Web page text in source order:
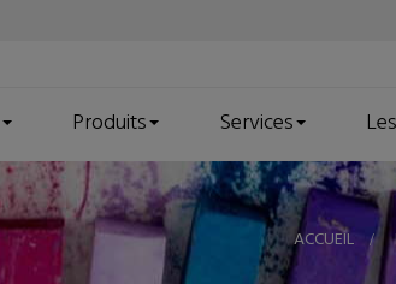
Produits Services
ACCUEIL >